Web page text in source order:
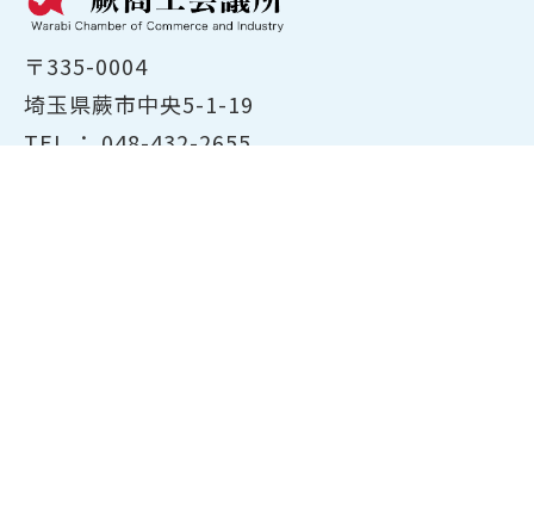
〒335-0004
埼玉県蕨市中央5-1-19
TEL ： 048-432-2655